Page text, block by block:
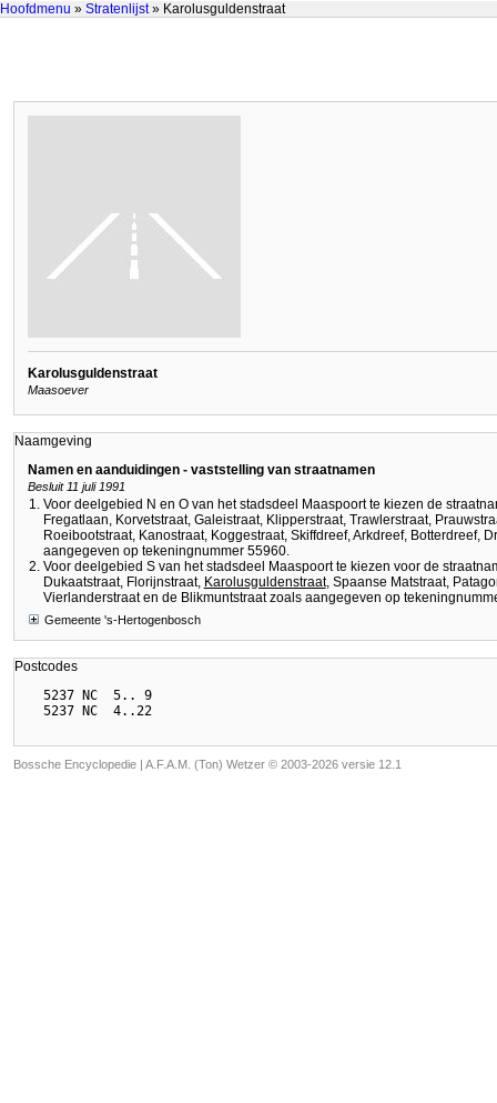
Hoofdmenu » Stratenlijst» Karolusguldenstraat
Karolusguldenstraat
Maasoever
Naamgeving
Namen en aanduidingen - vaststelling van straatnamen
Besluit 11 juli 1991
Voor deelgebied N en O van het stadsdeel Maaspoort te kiezen de
Fregatlaan, Korvetstraat, Galeistraat, Klipperstraat, Trawlerstraat,
Roeibootstraat, Kanostraat, Koggestraat, Skiffdreef, Arkdreef, Botterdreef,
aangegeven op tekeningnummer 55960.
Voor deelgebied S van het stadsdeel Maaspoort te kiezen voor de
Dukaatstraat, Florijnstraat, Karolusguldenstraat, Spaanse Matstraat,
Vierlanderstraat en de Blikmuntstraat zoals aangegeven op
Gemeente 's-Hertogenbosch
Postcodes
  5237 NC  5.. 9
Bossche Encyclopedie | A.F.A.M. (Ton) Wetzer © 2003-2026 versie 12.1